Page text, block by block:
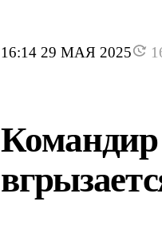
16:14 29 МАЯ 2025